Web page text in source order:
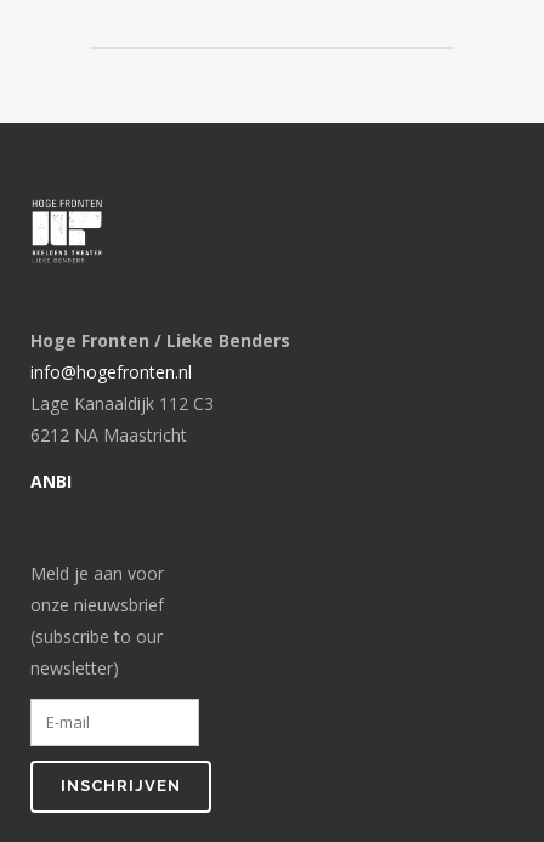
Hoge Fronten / Lieke Benders
info@hogefronten.nl
Lage Kanaaldijk 112 C3
6212 NA Maastricht
ANBI
Meld je aan voor
onze nieuwsbrief
(subscribe to our
newsletter)